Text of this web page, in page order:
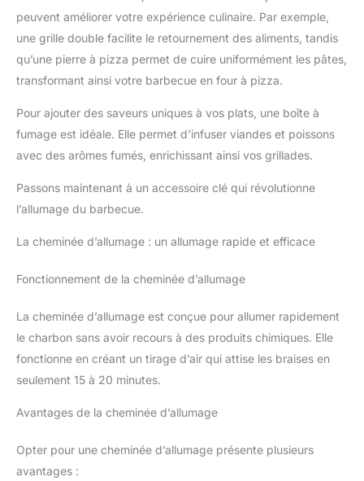
peuvent améliorer votre expérience culinaire. Par exemple,
une grille double facilite le retournement des aliments, tandis
qu’une pierre à pizza permet de cuire uniformément les pâtes,
transformant ainsi votre barbecue en four à pizza.
Pour ajouter des saveurs uniques à vos plats, une boîte à
fumage est idéale. Elle permet d’infuser viandes et poissons
avec des arômes fumés, enrichissant ainsi vos grillades.
Passons maintenant à un accessoire clé qui révolutionne
l’allumage du barbecue.
La cheminée d’allumage : un allumage rapide et efficace
Fonctionnement de la cheminée d’allumage
La cheminée d’allumage est conçue pour allumer rapidement
le charbon sans avoir recours à des produits chimiques. Elle
fonctionne en créant un tirage d’air qui attise les braises en
seulement 15 à 20 minutes.
Avantages de la cheminée d’allumage
Opter pour une cheminée d’allumage présente plusieurs
avantages :